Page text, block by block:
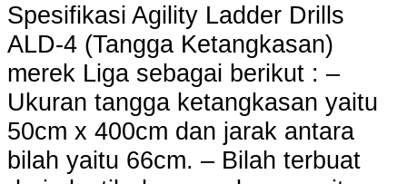
Spesifikasi Agility Ladder Drills
ALD-4 (Tangga Ketangkasan)
merek Liga sebagai berikut : –
Ukuran tangga ketangkasan yaitu
50cm x 400cm dan jarak antara
bilah yaitu 66cm. – Bilah terbuat